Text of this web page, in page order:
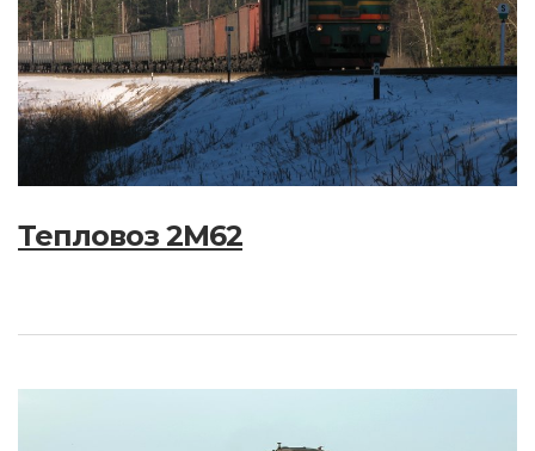
Тепловоз 2М62